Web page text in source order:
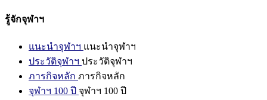
รู้จักจุฬาฯ
แนะนำจุฬาฯ แนะนำจุฬาฯ
ประวัติจุฬาฯ ประวัติจุฬาฯ
ภารกิจหลัก ภารกิจหลัก
จุฬาฯ 100 ปี จุฬาฯ 100 ปี